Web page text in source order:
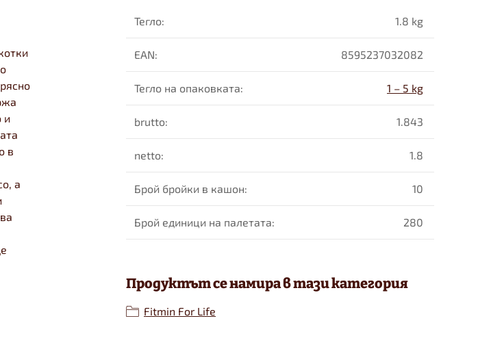
и
в
а
Тегло: 1.8 kg
EAN: 8595237032082
Тегло на опаковката: 1 – 5 kg
brutto: 1.843
netto: 1.8
Брой бройки в кашон: 10
Брой единици на палетaта: 280
Продуктът се намира в тази категория
Fitmin For Life